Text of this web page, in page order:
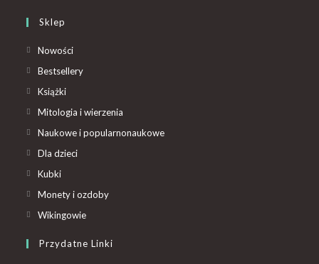
Sklep
Nowości
Bestsellery
Książki
Mitologia i wierzenia
Naukowe i popularnonaukowe
Dla dzieci
Kubki
Monety i ozdoby
Wikingowie
Przydatne Linki